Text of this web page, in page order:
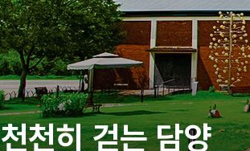
천천히 걷는 담양